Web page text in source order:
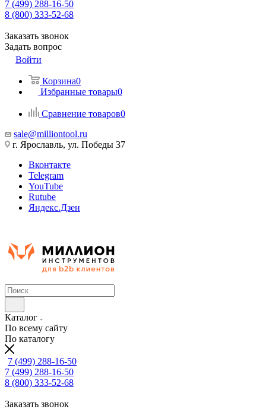
7 (499) 288-16-50
8 (800) 333-52-68
Заказать звонок
Задать вопрос
Войти
Корзина0
Избранные товары0
Сравнение товаров0
sale@milliontool.ru
г. Ярославль, ул. Победы 37
Вконтакте
Telegram
YouTube
Rutube
Яндекс.Дзен
Каталог
По всему сайту
По каталогу
7 (499) 288-16-50
7 (499) 288-16-50
8 (800) 333-52-68
Заказать звонок